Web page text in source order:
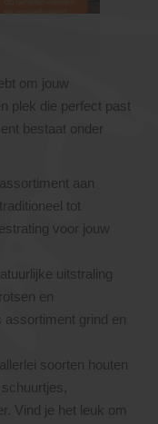
om jouw
plek die perfect past
bestaat onder
aan
tot
voor jouw
uitstraling
en
grind en
soorten houten
Vind je het leuk om